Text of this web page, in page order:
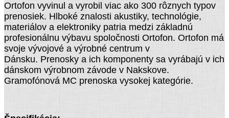
Ortofon vyvinul a vyrobil viac ako 300 rôznych typov
prenosiek. Hlboké znalosti akustiky, technológie,
materiálov a elektroniky patria medzi základnú
profesionálnu výbavu spoločnosti Ortofon. Ortofon má
svoje vývojové a výrobné centrum v
Dánsku. Prenosky a ich komponenty sa vyrábajú v ich
dánskom výrobnom závode v Nakskove.
Gramofónová MC prenoska vysokej kategórie.